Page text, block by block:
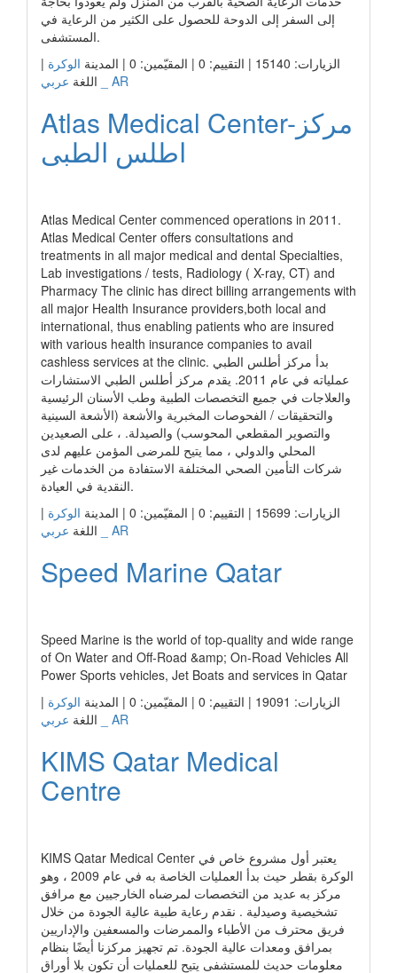
إلى السفر إلى الدوحة للحصول على الكثير من الرعاية في
المستشفى.
الزيارات: 15140 | التقييم: 0 | المقيّمين: 0 | المدينة
الوكرة |
اللغة عربي _ AR
Atlas Medical Center-مركز
اطلس الطبى
Atlas Medical Center commenced operations in 2011.
Atlas Medical Center offers consultations and
treatments in all major medical and dental Specialties,
Lab investigations / tests, Radiology ( X-ray, CT) and
Pharmacy The clinic has direct billing arrangements with
all major Health Insurance providers,both local and
international, thus enabling patients who are insured
with various health insurance companies to avail
cashless services at the clinic. بدأ مركز أطلس الطبي
عملياته في عام 2011. يقدم مركز أطلس الطبي الاستشارات
والعلاجات في جميع التخصصات الطبية وطب الأسنان الرئيسية
والتحقيقات / الفحوصات المخبرية والأشعة (الأشعة السينية
والتصوير المقطعي المحوسب) والصيدلة. ، على الصعيدين
المحلي والدولي ، مما يتيح للمرضى المؤمن عليهم لدى
شركات التأمين الصحي المختلفة الاستفادة من الخدمات غير
النقدية في العيادة.
الزيارات: 15699 | التقييم: 0 | المقيّمين: 0 | المدينة
الوكرة |
اللغة عربي _ AR
Speed Marine Qatar
Speed Marine is the world of top-quality and wide range
of On Water and Off-Road &amp; On-Road Vehicles All
Power Sports vehicles, Jet Boats and services in Qatar
الزيارات: 19091 | التقييم: 0 | المقيّمين: 0 | المدينة
الوكرة |
اللغة عربي _ AR
KIMS Qatar Medical
Centre
KIMS Qatar Medical Center يعتبر أول مشروع خاص في
الوكرة بقطر حيث بدأ العمليات الخاصة به في عام 2009 ، وهو
مركز به عديد من التخصصات لمرضىاه الخارجيين مع مرافق
تشخيصية وصيدلية . نقدم رعاية طبية عالية الجودة من خلال
فريق محترف من الأطباء والممرضات والمسعفين والإداريين
بمرافق ومعدات عالية الجودة. تم تجهيز مركزنا أيضًا بنظام
معلومات حديث للمستشفى يتيح للعمليات أن تكون بلا أوراق